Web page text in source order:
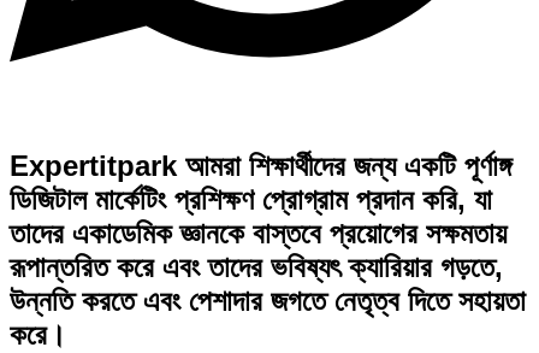
Expertitpark আমরা শিক্ষার্থীদের জন্য একটি পূর্ণাঙ্গ
ডিজিটাল মার্কেটিং প্রশিক্ষণ প্রোগ্রাম প্রদান করি, যা
তাদের একাডেমিক জ্ঞানকে বাস্তবে প্রয়োগের সক্ষমতায়
রূপান্তরিত করে এবং তাদের ভবিষ্যৎ ক্যারিয়ার গড়তে,
উন্নতি করতে এবং পেশাদার জগতে নেতৃত্ব দিতে সহায়তা
করে।